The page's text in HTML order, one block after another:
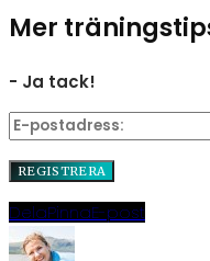
Mer
- Ja tack!
DelaPinnaE-post